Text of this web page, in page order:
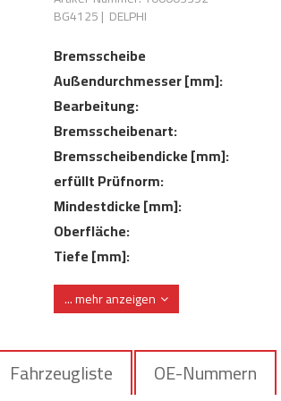
BG4125| DELPHI
Bremsscheibe
Außendurchmesser [mm]:
Bearbeitung:
Bremsscheibenart:
Bremsscheibendicke [mm]:
erfüllt Prüfnorm:
Mindestdicke [mm]:
Oberfläche:
Tiefe [mm]:
Zentrierungsdurchmesser [mm]:
... mehr anzeigen
Fahrzeugliste
OE-Nummern